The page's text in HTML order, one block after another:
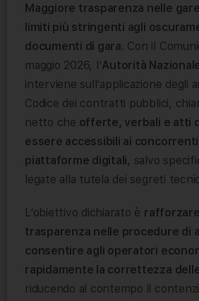
Maggiore trasparenza nelle
limiti più stringenti agli
documenti di gara. Con il
maggio 2026, l’Autorità
interviene sull’applicazione degli
Codice dei contratti pubblici,
netto che offerte, verbali e atti
essere accessibili ai
piattaforme digitali, salvo
legate alla tutela dei segreti
L’obiettivo dichiarato è
trasparenza nelle procedure di
consentire agli operatori
rapidamente la correttezza
riducendo al contempo il